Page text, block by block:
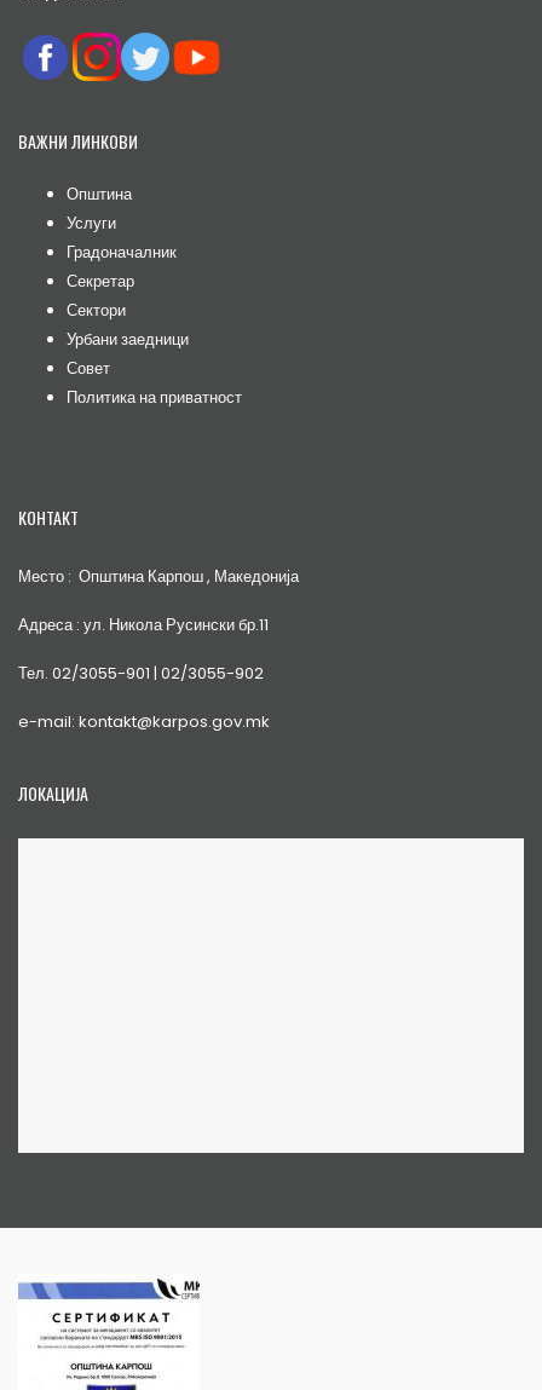
ВАЖНИ ЛИНКОВИ
Општина
Услуги
Градоначалник
Секретар
Сектори
Урбани заедници
Совет
Политика на приватност
КОНТАКТ
Место : Општина Карпош , Македонија
Адреса : ул. Никола Русински бр.11
Тел. 02/3055-901 | 02/3055-902
e-mail: kontakt@karpos.gov.mk
ЛОКАЦИЈА